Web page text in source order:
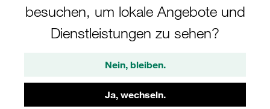
besuchen, um lokale Angebote und
Dienstleistungen zu sehen?
Nein, bleiben.
Ja, wechseln.
Bitte beachten Sie: Das Bild dient nur zur Veranschaulichung und kann vom
tatsächlichen Produkt abweichen.
Außensechskantschraube Schwere
Baureihe Gr. 6S Edelstahl A4 M12x100